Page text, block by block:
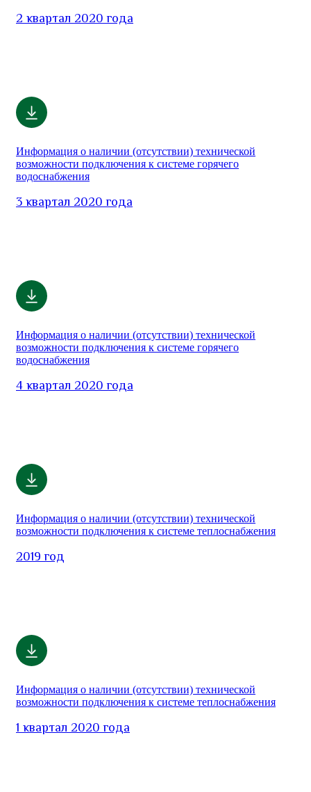
2 квартал 2020 года
Информация о наличии (отсутствии) технической
возможности подключения к системе горячего
водоснабжения
3 квартал 2020 года
Информация о наличии (отсутствии) технической
возможности подключения к системе горячего
водоснабжения
4 квартал 2020 года
Информация о наличии (отсутствии) технической
возможности подключения к системе теплоснабжения
2019 год
Информация о наличии (отсутствии) технической
возможности подключения к системе теплоснабжения
1 квартал 2020 года